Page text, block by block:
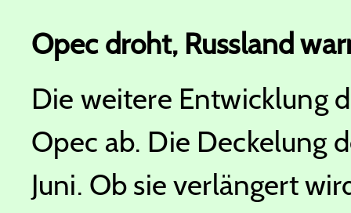
Opec droht, Russland
Die weitere Entwicklung
Opec ab. Die Deckelung
Juni. Ob sie verlängert